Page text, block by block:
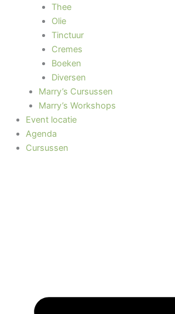
Thee
Olie
Tinctuur
Cremes
Boeken
Diversen
Marry’s Cursussen
Marry’s Workshops
Event locatie
Agenda
Cursussen